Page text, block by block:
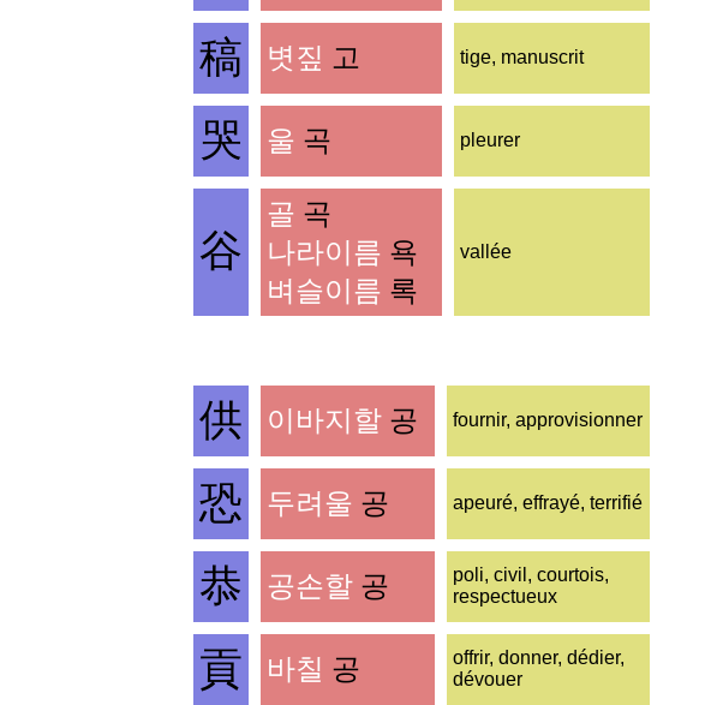
稿 볏짚 고 tige, manuscrit
哭 울 곡 pleurer
谷
골 곡
나라이름 욕
벼슬이름 록
vallée
供 이바지할공 fournir, approvisionner
恐 두려울 공 apeuré, effrayé, terrifié
恭 공손할공
poli, civil, courtois,
respectueux
貢 바칠 공
offrir, donner, dédier,
dévouer